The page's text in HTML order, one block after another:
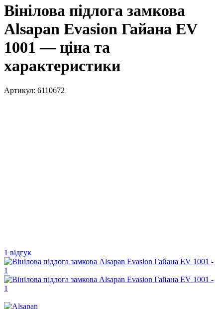
Вінілова пiдлога замкова
Alsapan Evasion Гайана EV
1001 — ціна та
характеристики
Артикул: 6110672
1 відгук